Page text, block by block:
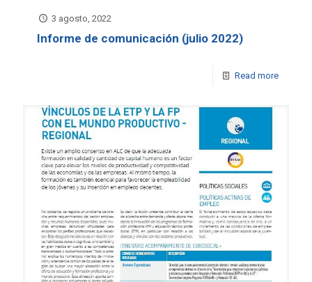
3 agosto, 2022
Informe de comunicación (julio 2022)
Read more